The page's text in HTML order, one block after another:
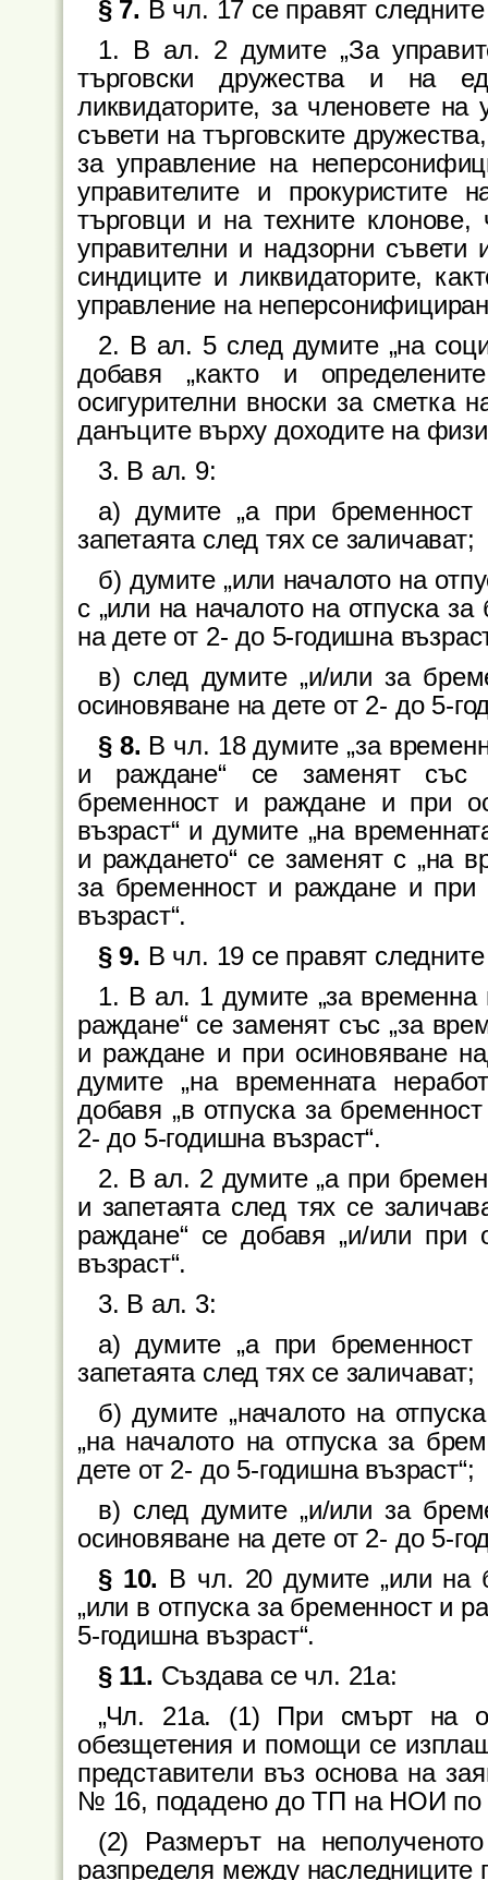
§ 7. В чл. 17 се правят
1. В ал. 2 думите „За
търговски дружества и на
ликвидаторите, за членовете на
съвети на търговските
за управление на
управителите и прокуристите
търговци и на техните
управителни и надзорни съвети
синдиците и ликвидаторите,
управление на
2. В ал. 5 след думите „на
добавя „както и
осигурителни вноски за сметка
данъците върху доходите на
3. В ал. 9:
а) думите „а при
запетаята след тях се заличават;
б) думите „или началото на
с „или на началото на отпуска
на дете от 2- до 5-годишна
в) след думите „и/или за
осиновяване на дете от 2- до 5-
§ 8. В чл. 18 думите „за
и раждане“ се заменят със
бременност и раждане и при
възраст“ и думите „на
и раждането“ се заменят с „на
за бременност и раждане и при
възраст“.
§ 9. В чл. 19 се правят
1. В ал. 1 думите „за временна
раждане“ се заменят със „за
и раждане и при осиновяване на
думите „на временната
добавя „в отпуска за
2- до 5-годишна възраст“.
2. В ал. 2 думите „а при
и запетаята след тях се
раждане“ се добавя „и/или при
възраст“.
3. В ал. 3:
а) думите „а при
запетаята след тях се заличават;
б) думите „началото на
„на началото на отпуска за
дете от 2- до 5-годишна възраст“;
в) след думите „и/или за
осиновяване на дете от 2- до 5-
§ 10. В чл. 20 думите „или на
„или в отпуска за бременност и
5-годишна възраст“.
§ 11. Създава се чл. 21а:
„Чл. 21а. (1) При смърт на
обезщетения и помощи се
представители въз основа на
№ 16, подадено до ТП на НОИ по
(2) Размерът на
разпределя между наследниците